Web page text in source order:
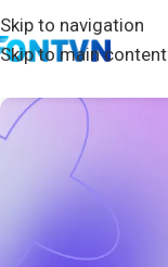
Skip to navigation
Skip to main content